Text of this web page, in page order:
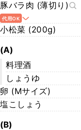
豚バラ肉 (薄切り)
代用OK
小松菜 (200g)
(A)
料理酒
しょうゆ
卵 (Mサイズ)
塩こしょう
(B)